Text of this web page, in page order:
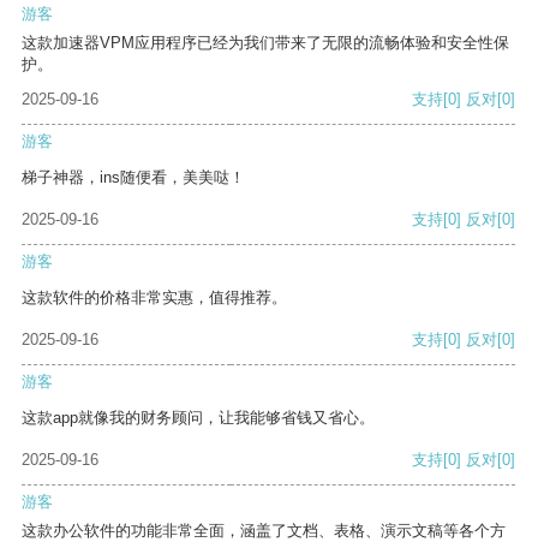
游客
这款加速器VPM应用程序已经为我们带来了无限的流畅体验和安全性保
护。
2025-09-16
支持[0] 反对[0]
游客
梯子神器，ins随便看，美美哒！
2025-09-16 支持[0] 反对[0]
游客
这款软件的价格非常实惠，值得推荐。
2025-09-16 支持[0] 反对[0]
游客
这款app就像我的财务顾问，让我能够省钱又省心。
2025-09-16 支持[0] 反对[0]
游客
这款办公软件的功能非常全面，涵盖了文档、表格、演示文稿等各个方